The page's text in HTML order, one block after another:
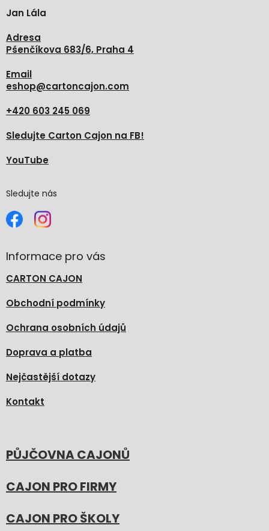
Jan Lála
Adresa
Pšenčíkova 683/6, Praha 4
Email
eshop@cartoncajon.com
+420 603 245 069
Sledujte Carton Cajon na FB!
YouTube
Sledujte nás
Informace pro vás
CARTON CAJON
Obchodní podmínky
Ochrana osobních údajů
Doprava a platba
Nejčastější dotazy
Kontakt
PŮJČOVNA CAJONŮ
CAJON PRO FIRMY
CAJON PRO ŠKOLY